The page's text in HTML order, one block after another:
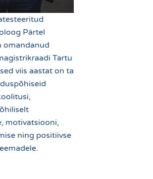
Pärtel
omandanud
Tartu
viis aastat on ta
motivatsiooni,
ning positiivse